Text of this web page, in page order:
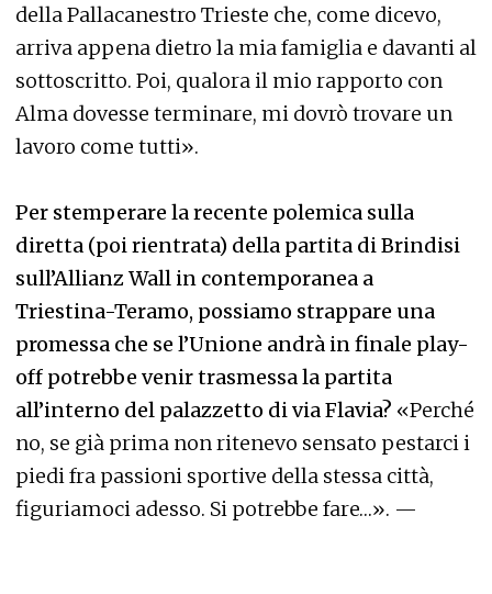
della Pallacanestro Trieste che, come dicevo,
arriva appena dietro la mia famiglia e davanti al
sottoscritto. Poi, qualora il mio rapporto con
Alma dovesse terminare, mi dovrò trovare un
lavoro come tutti».
Per stemperare la recente polemica sulla
diretta (poi rientrata) della partita di Brindisi
sull’Allianz Wall in contemporanea a
Triestina-Teramo, possiamo strappare una
promessa che se l’Unione andrà in finale play-
off potrebbe venir trasmessa la partita
all’interno del palazzetto di via Flavia? «Perché
no, se già prima non ritenevo sensato pestarci i
piedi fra passioni sportive della stessa città,
figuriamoci adesso. Si potrebbe fare…». —